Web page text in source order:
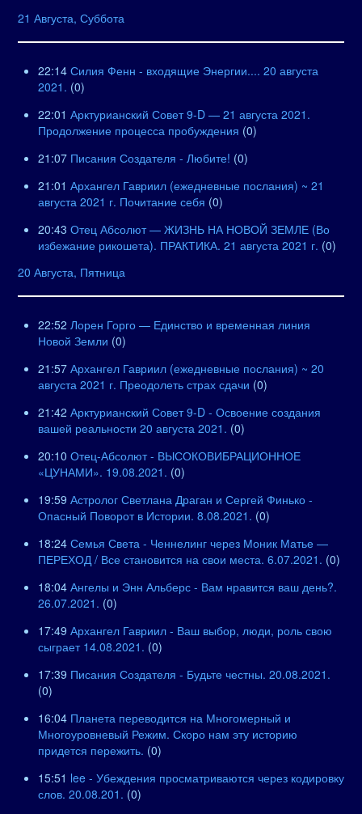
21 Августа, Суббота
22:14 Силия Фенн - входящие Энергии.... 20 августа
2021. (0)
22:01 Арктурианский Совет 9-D — 21 августа 2021.
Продолжение процесса пробуждения (0)
21:07 Писания Создателя - Любите! (0)
21:01 Архангел Гавриил (ежедневные послания) ~ 21
августа 2021 г. Почитание себя (0)
20:43 Отец Абсолют — ЖИЗНЬ НА НОВОЙ ЗЕМЛЕ (Во
избежание рикошета). ПРАКТИКА. 21 августа 2021 г. (0)
20 Августа, Пятница
22:52 Лорен Горго — Единство и временная линия
Новой Земли (0)
21:57 Архангел Гавриил (ежедневные послания) ~ 20
августа 2021 г. Преодолеть страх сдачи (0)
21:42 Арктурианский Совет 9-D - Освоение создания
вашей реальности 20 августа 2021. (0)
20:10 Отец-Абсолют - ВЫСОКОВИБРАЦИОННОЕ
«ЦУНАМИ». 19.08.2021. (0)
19:59 Астролог Светлана Драган и Сергей Финько -
Опасный Поворот в Истории. 8.08.2021. (0)
18:24 Семья Света - Ченнелинг через Моник Матье —
ПЕРЕХОД / Все становится на свои места. 6.07.2021. (0)
18:04 Ангелы и Энн Альберс - Вам нравится ваш день?.
26.07.2021. (0)
17:49 Архангел Гавриил - Ваш выбор, люди, роль свою
сыграет 14.08.2021. (0)
17:39 Писания Создателя - Будьте честны. 20.08.2021.
(0)
16:04 Планета переводится на Многомерный и
Многоуровневый Режим. Скоро нам эту историю
придется пережить. (0)
15:51 lee - Убеждения просматриваются через кодировку
слов. 20.08.201. (0)